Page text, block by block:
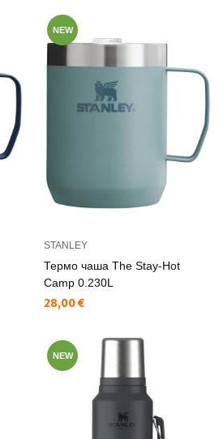
NEW
STANLEY
Термо чаша The Stay-Hot
Camp 0.230L
Текуща цена:
28,00 €
NEW